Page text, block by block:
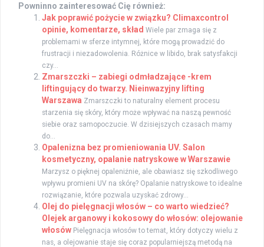
Powninno zainteresować Cię również:
Jak poprawić pożycie w związku? Climaxcontrol
opinie, komentarze, skład Wiele par zmaga się z
problemami w sferze intymnej, które mogą prowadzić do
frustracji i niezadowolenia. Różnice w libido, brak satysfakcji
czy...
Zmarszczki – zabiegi odmładzające -krem
liftingujący do twarzy. Nieinwazyjny lifting
Warszawa Zmarszczki to naturalny element procesu
starzenia się skóry, który może wpływać na naszą pewność
siebie oraz samopoczucie. W dzisiejszych czasach mamy
do...
Opalenizna bez promieniowania UV. Salon
kosmetyczny, opalanie natryskowe w Warszawie
Marzysz o pięknej opaleniźnie, ale obawiasz się szkodliwego
wpływu promieni UV na skórę? Opalanie natryskowe to idealne
rozwiązanie, które pozwala uzyskać zdrowy...
Olej do pielęgnacji włosów – co warto wiedzieć?
Olejek arganowy i kokosowy do włosów: olejowanie
włosów Pielęgnacja włosów to temat, który dotyczy wielu z
nas, a olejowanie staje się coraz popularniejszą metodą na